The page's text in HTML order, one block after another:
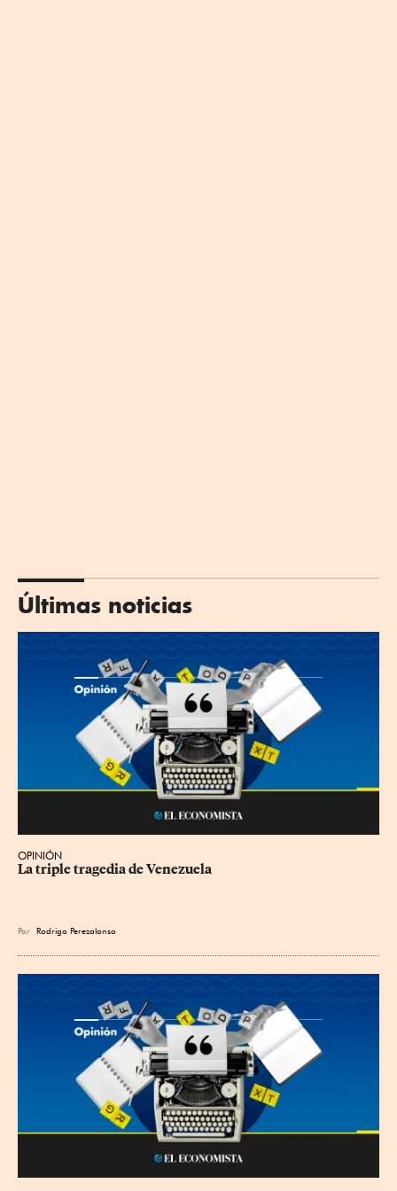
Últimas noticias
OPINIÓN
La triple tragedia de Venezuela
Por Rodrigo Perezalonso